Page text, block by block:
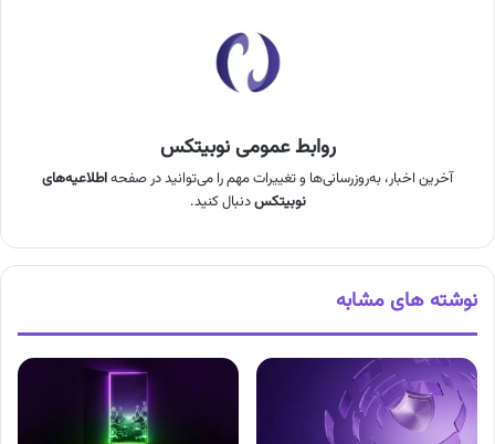
روابط عمومی نوبیتکس
آخرین اخبار، به‌روزرسانی‌ها و تغییرات مهم را می‌توانید در صفحهاطلاعیه‌های
نوبیتکسدنبال کنید.
نوشته های مشابه